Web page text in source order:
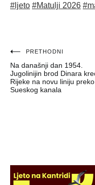
#ljeto #Matulji 2026
Navigacija
objava
PRETHODNI
Na današnji dan 1954.
Jugolinijin brod Dinara
Rijeke na novu liniju preko
Sueskog kanala